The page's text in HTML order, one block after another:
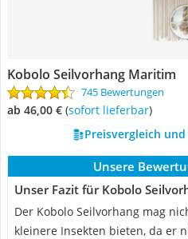
Kobolo Seilvorhang Maritim
745 Bewertungen
ab 46,00 € ( Sofort lieferbar)
Preisvergleich
Unsere
Unser Fazit für Kobolo
Der Kobolo Seilvorhang mag
kleinere Insekten bieten, da er